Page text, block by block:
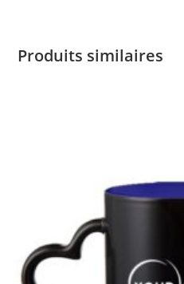
Produits similaires